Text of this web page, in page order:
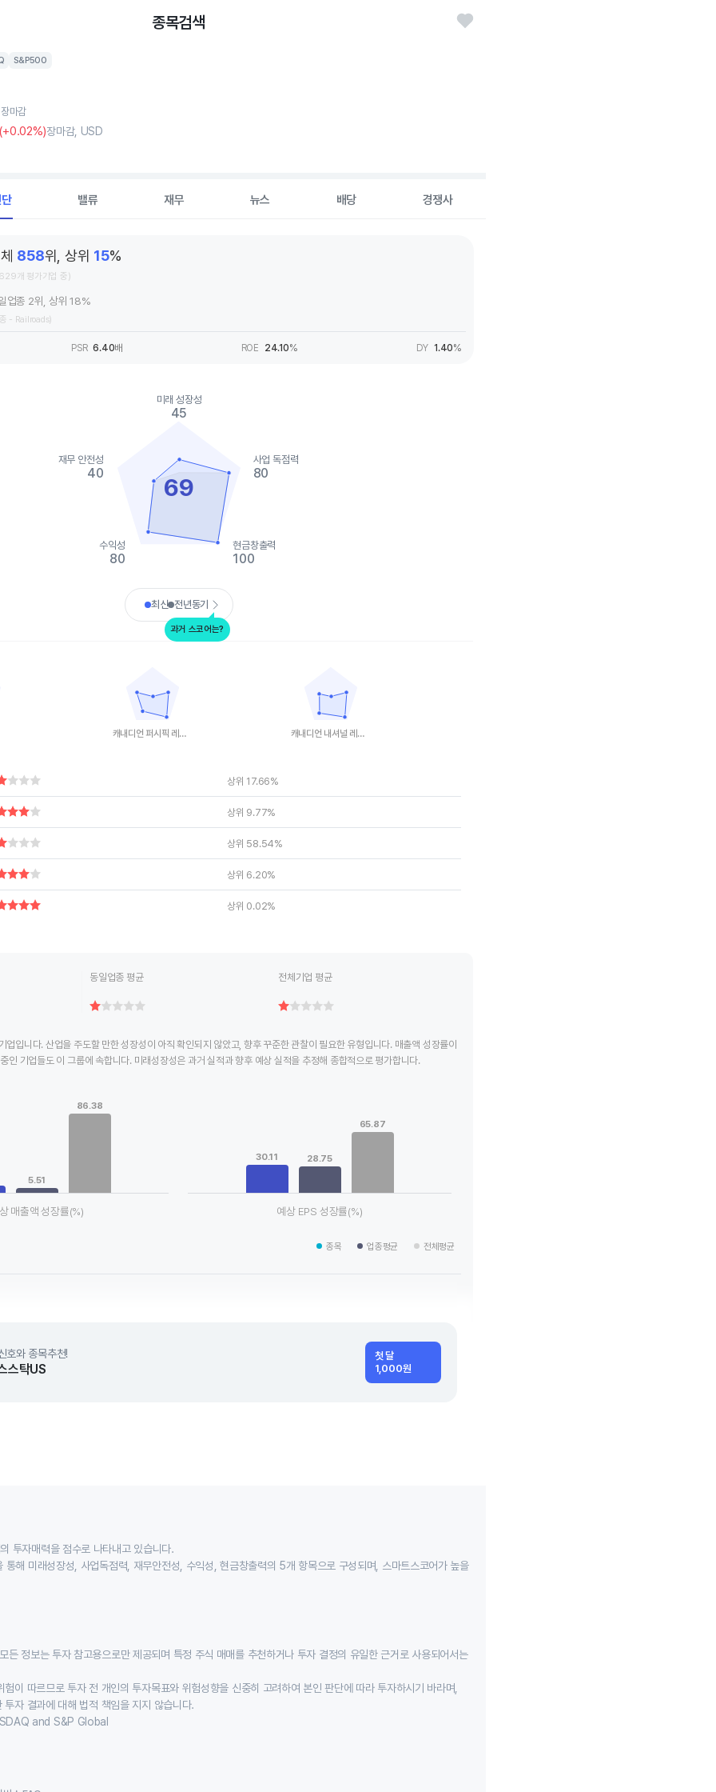
종목검색
S&P500
마감
(+0.02%)장마감, USD
밸류 재무 뉴스 배당 경쟁사
858위, 상위 15%
개 평가기업 중)
업종 2위, 상위 18%
- Railroads)
PSR 6.40배 ROE 24.10% DY 1.40%
69
미래 성장성
45
사업 독점력
80
현금창출력
100
수익성
80
재무 안전성
40
최신 전년동기
과거 스코어는?
1 Y axis displaying values. Data ranges from 10 to 100.
캐내디언 퍼시픽 레일웨이
The chart has 1 Y axis displaying values. Data ranges from 5 to 100.
캐내디언 퍼시픽 레일웨이
The chart has 1 Y axis displaying values. Data ranges from 5 to 100.
캐내디언 내셔널 레일웨이
상위 17.66%
상위 9.77%
상위 58.54%
상위 6.20%
상위 0.02%
동일업종 평균 전체기업 평균
업입니다. 산업을 주도할 만한 성장성이 아직 확인되지 않았고, 향후 꾸준한 관찰이 필요한 유형입니다. 매출액 성장률이
인 기업들도 이 그룹에 속합니다. 미래성장성은 과거 실적과 향후 예상 실적을 추정해 종합적으로 평가합니다.
5.51
86.38
매출액 성장률(%)
The chart has 1 X axis displaying categories.
30.11 28.75
65.87
예상 EPS 성장률(%)
종목 업종평균 전체평균
호와 종목추천!
스탁US
첫 달
1,000원
투자매력을 점수로 나타내고 있습니다.
통해 미래성장성, 사업독점력, 재무안전성, 수익성, 현금창출력의 5개 항목으로 구성되며, 스마트스코어가 높을
든 정보는 투자 참고용으로만 제공되며 특정 주식 매매를 추천하거나 투자 결정의 유일한 근거로 사용되어서는
험이 따르므로 투자 전 개인의 투자목표와 위험성향을 신중히 고려하여 본인 판단에 따라 투자하시기 바라며,
투자 결과에 대해 법적 책임을 지지 않습니다.
and S&P Global